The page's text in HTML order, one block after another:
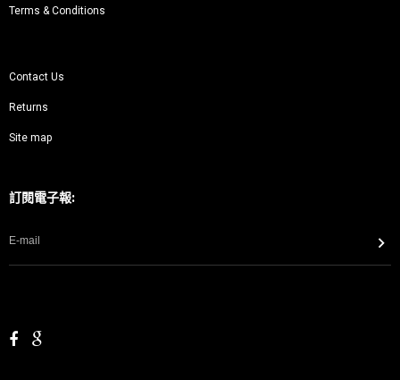
Terms & Conditions
Contact Us
Returns
Site map
訂閱電子報: